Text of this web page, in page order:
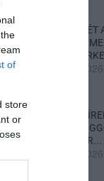
of
store
or
A
PR...